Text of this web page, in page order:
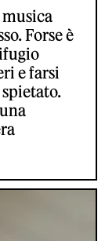
Forse è
e farsi